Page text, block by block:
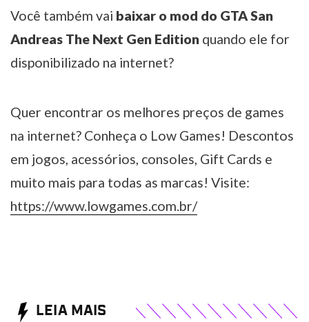
Você também vai baixar o mod do GTA San
Andreas The Next Gen Edition quando ele for
disponibilizado na internet?
Quer encontrar os melhores preços de games
na internet? Conheça o Low Games! Descontos
em jogos, acessórios, consoles, Gift Cards e
muito mais para todas as marcas! Visite:
https://www.lowgames.com.br/
LEIA MAIS